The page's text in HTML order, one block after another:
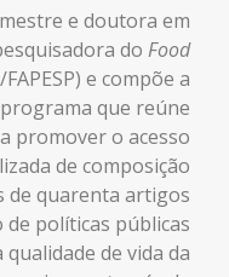
e doutora em
do Food
FAPESP) e compõe a
que reúne
promover o acesso
de composição
de quarenta artigos
políticas públicas
de vida da